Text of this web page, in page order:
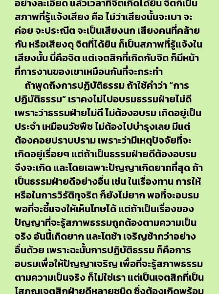
อย่างละเอียด แล้วเวลาที่จิตเกิดได้ยิน จิตก็เป็น
สภาพที่รู้แจ้งเสียง คือ ไม่ว่าเสียงนั้นจะเบา จะ
ค่อย จะประณีต จะเป็นเสียงนก เสียงคนที่คล้าย
กัน หรือเสียงดุ จิตที่ได้ยิน ก็เป็นสภาพที่รู้แจ้งใน
เสียงนั้น นี่คือจิต แต่เจตสิกที่เกิดกับจิต ก็มีหน้า
ที่การงานของเขาเหมือนกันที่จะกระทำ
ถ้าพูดถึงการปฏิบัติธรรม ถ้าใช้คำว่า “การ
ปฏิบัติธรรม” เราคงไม่ไปอบรมธรรมฝ่ายไม่ดี
เพราะว่าธรรมฝ่ายไม่ดี ไม่ต้องอบรม เกิดอยู่เป็น
ประจำ เหมือนวัชพืช ไม่ต้องไปบำรุงเลย มีแต่
ต้องคอยปราบปราม เพราะว่ามีเหตุปัจจัยที่จะ
เกิดอยู่เรื่อยๆ แต่ถ้าเป็นธรรมฝ่ายดีต้องอบรม
จึงจะเกิด และโดยเฉพาะปัญญาเกิดยากที่สุด ถ้า
เป็นธรรมฝ่ายดีอย่างอื่น เช่น ในเรื่องทาน การให้
หรือในการวิรัติทุจริต ก็ยังไม่ยาก พอที่จะอบรม
พอที่จะชี้แจงให้เห็นโทษได้ แต่ถ้าเป็นเรื่องของ
ปัญญาที่จะรู้สภาพธรรมถูกต้องตามความเป็น
จริง อันนี้เกิดยาก และโตช้า เจริญช้ากว่าอย่าง
อื่นด้วย เพราะฉะนั้นการปฏิบัติธรรม ก็คือการ
อบรมเพื่อให้ปัญญาเจริญ เพื่อที่จะรู้สภาพธรรม
ตามความเป็นจริง ก็ไม่ใช่เรา แต่เป็นเจตสิกที่เป็น
โสภณเจตสิกฝ่ายดีหลายชนิด ซึ่งต้องเกิดพร้อม